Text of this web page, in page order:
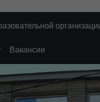
Вакансии